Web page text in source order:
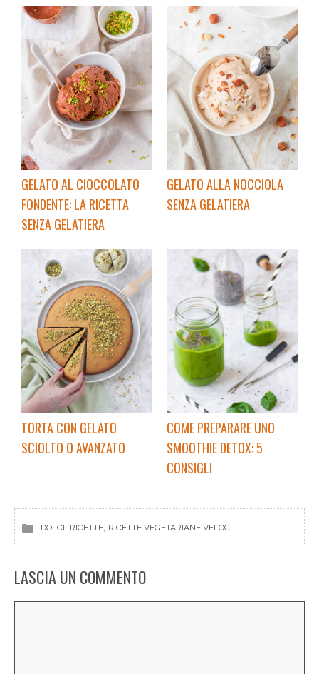
GELATO AL CIOCCOLATO
FONDENTE: LA RICETTA
SENZA GELATIERA
GELATO ALLA NOCCIOLA
SENZA GELATIERA
TORTA CON GELATO
SCIOLTO O AVANZATO
COME PREPARARE UNO
SMOOTHIE DETOX: 5
CONSIGLI
DOLCI, RICETTE, RICETTE VEGETARIANE VELOCI
LASCIA UN COMMENTO